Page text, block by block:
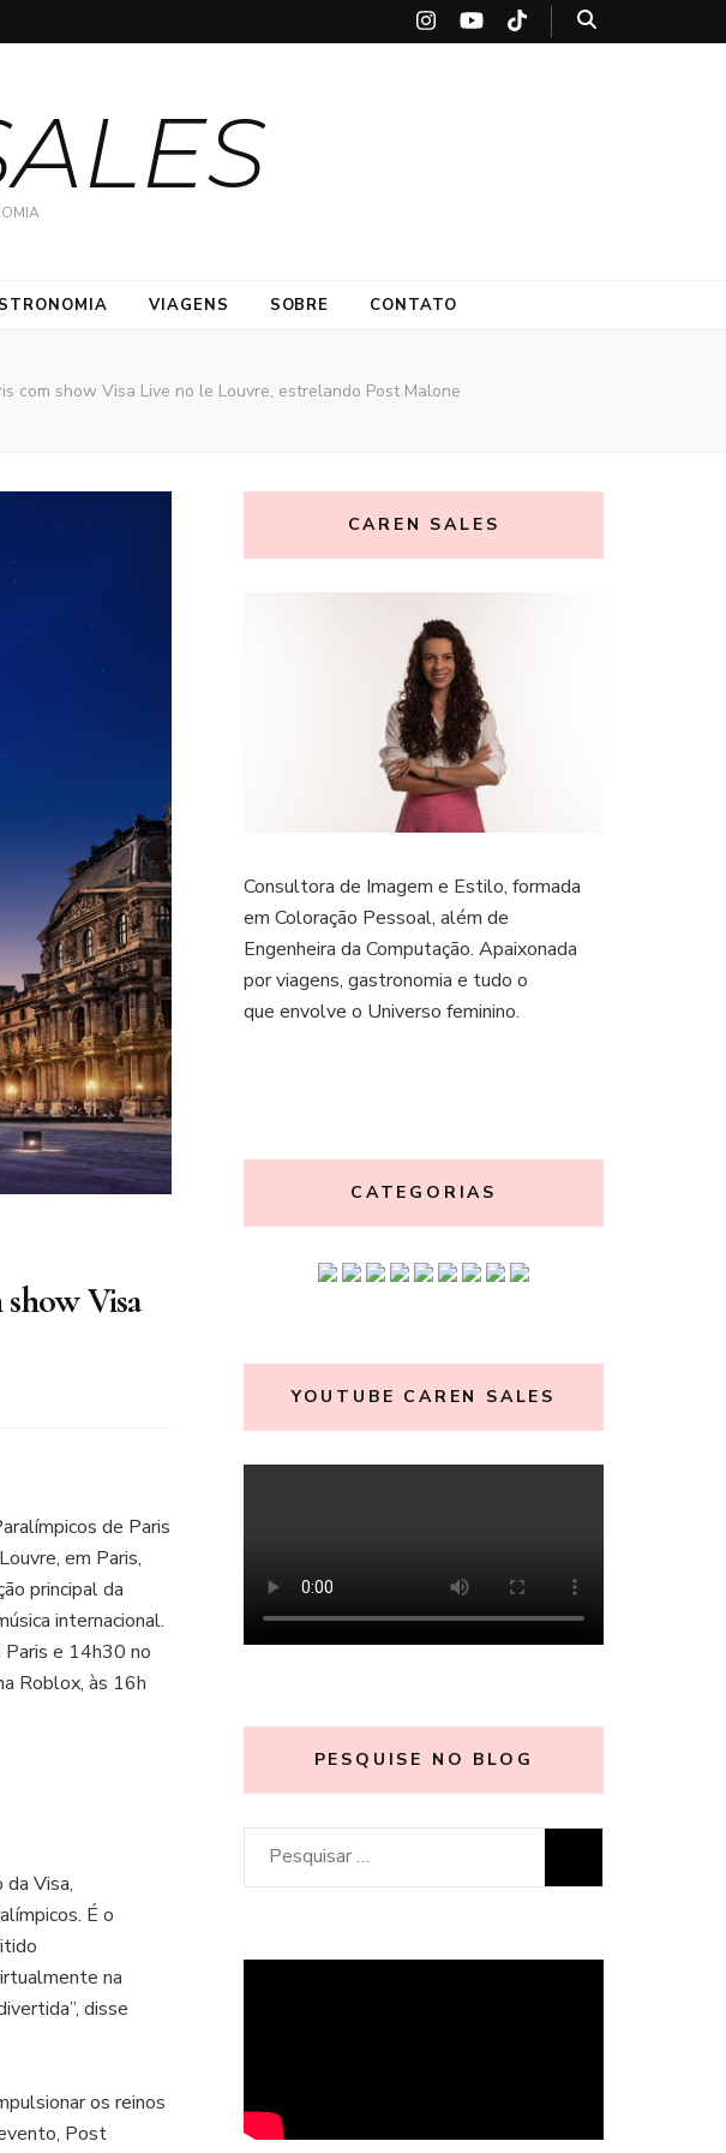
VIAGENS SOBRE CONTATO
com show Visa Live no le Louvre, estrelando Post Malone
Visa
de Paris
em Paris,
principal da
internacional.
e 14h30 no
Roblox, às 16h
Visa,
É o
na
disse
os reinos
Post
CAREN SALES
Consultora de Imagem e Estilo, formada
em Coloração Pessoal, além de
Engenheira da Computação. Apaixonada
por viagens, gastronomia e tudo o
que envolve o Universo feminino.
CATEGORIAS
YOUTUBE CAREN SALES
PESQUISE NO BLOG
Pesquisar
por: